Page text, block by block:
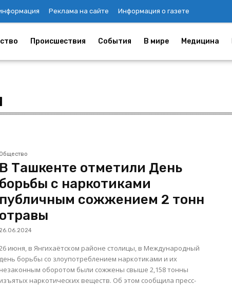
Реклама на сайте Информация о газете
Происшествия События В мире Медицина
Общество
В Ташкенте отметили День
борьбы с наркотиками
публичным сожжением 2 тонн
отравы
26.06.2024
июня, в Янгихаётском районе столицы, в Международный
день борьбы со злоупотреблением наркотиками и их
незаконным оборотом были сожжены свыше 2,158 тонны
изъятых наркотических веществ. Об этом сообщила пресс-